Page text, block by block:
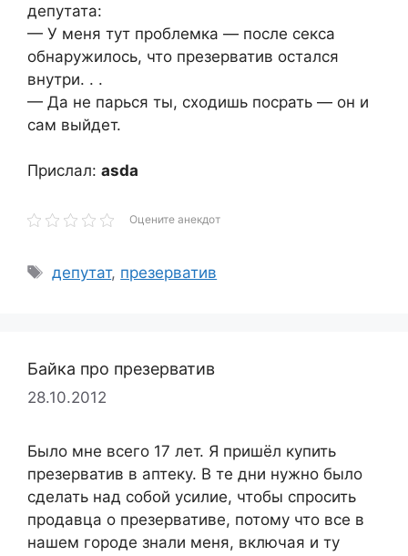
депутата:
— У меня тут проблемка — после секса
обнаружилось, что презерватив остался
внутри. . .
— Да не парься ты, сходишь посрать — он и
сам выйдет.
Прислал: asda
Оцените анекдот
Метки
депутат, презерватив
Байка про презерватив
28.10.2012
Было мне всего 17 лет. Я пришёл купить
презерватив в аптеку. В те дни нужно было
сделать над собой усилие, чтобы спросить
продавца о презервативе, потому что все в
нашем городе знали меня, включая и ту